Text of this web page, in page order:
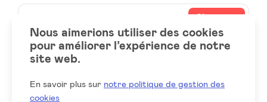
Name
Votre
email
Social
LinkedIn
Nous aimerions utiliser des cookies
pour améliorer l’expérience de notre
site web.
En savoir plus sur notre politique de gestion des
cookies